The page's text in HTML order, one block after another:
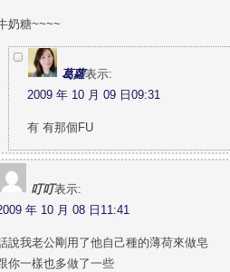
奶糖~~~~
葛蘿表示:
2009 年 10 月 09 日09:31
有 有那個FU
叮叮表示:
年 10 月 08 日11:41
說我老公剛用了他自己種的薄荷來做皂
你一樣也多做了一些